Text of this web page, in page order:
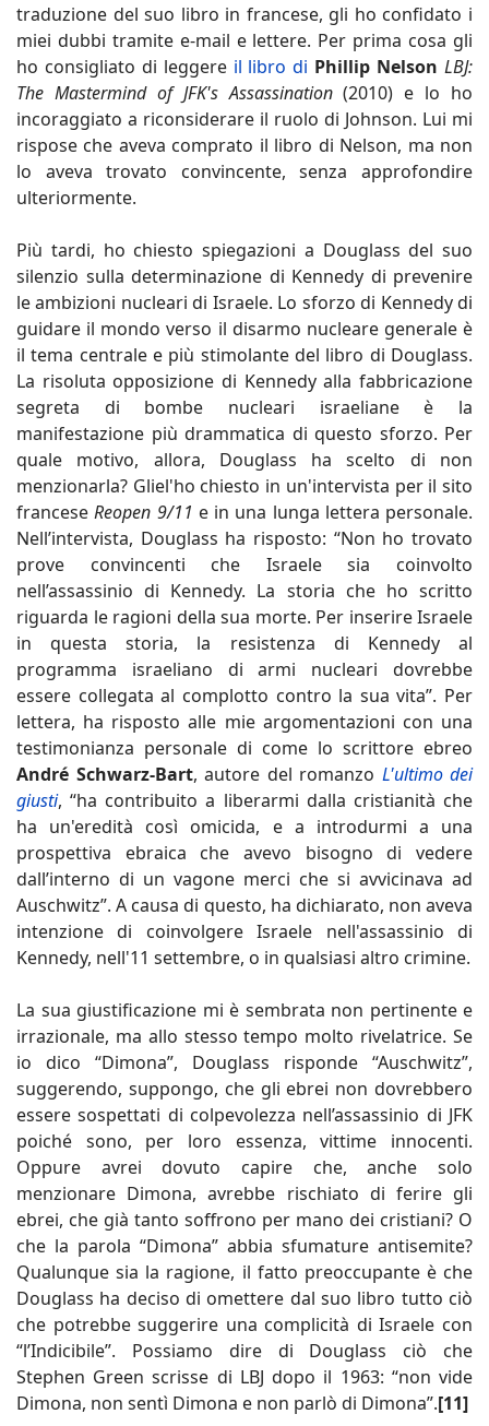
traduzione del suo libro in francese, gli ho confidato i
miei dubbi tramite e-mail e lettere. Per prima cosa gli
ho consigliato di leggere il libro di Phillip Nelson LBJ:
The Mastermind of JFK's Assassination(2010) e lo ho
incoraggiato a riconsiderare il ruolo di Johnson. Lui mi
rispose che aveva comprato il libro di Nelson, ma non
lo aveva trovato convincente, senza approfondire
ulteriormente.
Più tardi, ho chiesto spiegazioni a Douglass del suo
silenzio sulla determinazione di Kennedy di prevenire
le ambizioni nucleari di Israele. Lo sforzo di Kennedy di
guidare il mondo verso il disarmo nucleare generale è
il tema centrale e più stimolante del libro di Douglass.
La risoluta opposizione di Kennedy alla fabbricazione
segreta di bombe nucleari israeliane è la
manifestazione più drammatica di questo sforzo. Per
quale motivo, allora, Douglass ha scelto di non
menzionarla? Gliel'ho chiesto in un'intervista per il sito
franceseReopen 9/11 e in una lunga lettera personale.
Nell’intervista, Douglass ha risposto: “Non ho trovato
prove convincenti che Israele sia coinvolto
nell’assassinio di Kennedy. La storia che ho scritto
riguarda le ragioni della sua morte. Per inserire Israele
in questa storia, la resistenza di Kennedy al
programma israeliano di armi nucleari dovrebbe
essere collegata al complotto contro la sua vita”. Per
lettera, ha risposto alle mie argomentazioni con una
testimonianza personale di come lo scrittore ebreo
André Schwarz-Bart, autore del romanzo L'ultimo dei
giusti, “ha contribuito a liberarmi dalla cristianità che
ha un'eredità così omicida, e a introdurmi a una
prospettiva ebraica che avevo bisogno di vedere
dall’interno di un vagone merci che si avvicinava ad
Auschwitz”. A causa di questo, ha dichiarato, non aveva
intenzione di coinvolgere Israele nell'assassinio di
Kennedy, nell'11 settembre, o in qualsiasi altro crimine.
La sua giustificazione mi è sembrata non pertinente e
irrazionale, ma allo stesso tempo molto rivelatrice. Se
io dico “Dimona”, Douglass risponde “Auschwitz”,
suggerendo, suppongo, che gli ebrei non dovrebbero
essere sospettati di colpevolezza nell’assassinio di JFK
poiché sono, per loro essenza, vittime innocenti.
Oppure avrei dovuto capire che, anche solo
menzionare Dimona, avrebbe rischiato di ferire gli
ebrei, che già tanto soffrono per mano dei cristiani? O
che la parola “Dimona” abbia sfumature antisemite?
Qualunque sia la ragione, il fatto preoccupante è che
Douglass ha deciso di omettere dal suo libro tutto ciò
che potrebbe suggerire una complicità di Israele con
“l’Indicibile”. Possiamo dire di Douglass ciò che
Stephen Green scrisse di LBJ dopo il 1963: “non vide
Dimona, non sentì Dimona e non parlò di Dimona”.[11]